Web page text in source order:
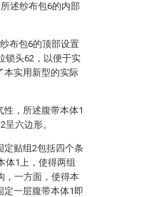
述纱布包6的内部
布包6的顶部设置
锁头62，以便于实
本实用新型的实际
，所述腹带本体1
六边形。
定贴组2包括四个条
体1上，使得两组
，一方面，使得本
定一层腹带本体1即